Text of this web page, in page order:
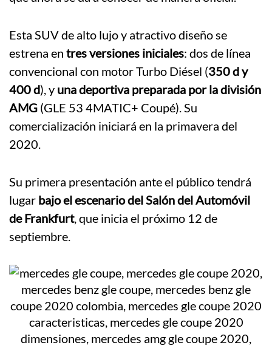
Esta SUV de alto lujo y atractivo diseño se
estrena en tres versiones iniciales: dos de línea
convencional con motor Turbo Diésel (350 d y
400 d), y una deportiva preparada por la división
AMG (GLE 53 4MATIC+ Coupé). Su
comercialización iniciará en la primavera del
2020.
Su primera presentación ante el público tendrá
lugar bajo el escenario del Salón del Automóvil
de Frankfurt, que inicia el próximo 12 de
septiembre.